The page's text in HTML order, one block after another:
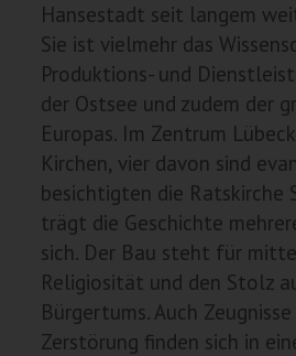
Hansestadt seit langem
Sie ist vielmehr das
Produktions- und
der Ostsee und zudem der
Europas. Im Zentrum
Kirchen, vier davon sind
besichtigten die Ratskirche
trägt die Geschichte
sich. Der Bau steht für
Religiosität und den Stolz
Bürgertums. Auch
Zerstörung finden sich in